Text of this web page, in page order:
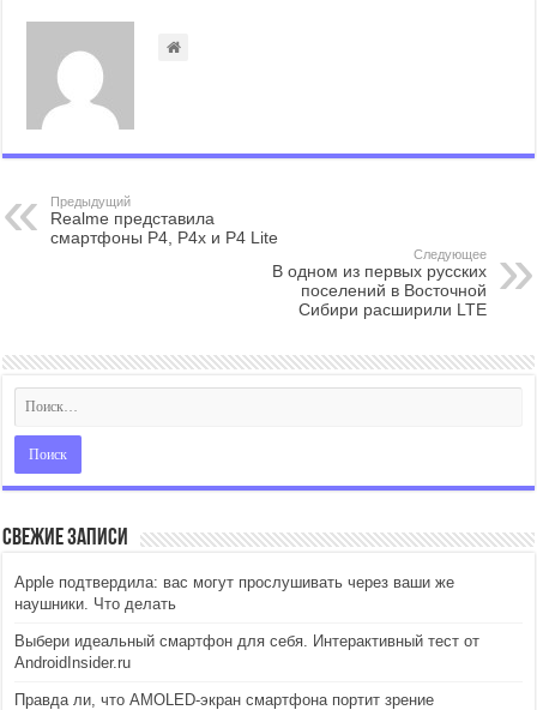
Предыдущий
Realme представила
смартфоны P4, P4x и P4 Lite
Следующее
В одном из первых русских
поселений в Восточной
Сибири расширили LTE
Свежие записи
Apple подтвердила: вас могут прослушивать через ваши же
наушники. Что делать
Выбери идеальный смартфон для себя. Интерактивный тест от
AndroidInsider.ru
Правда ли, что AMOLED-экран смартфона портит зрение